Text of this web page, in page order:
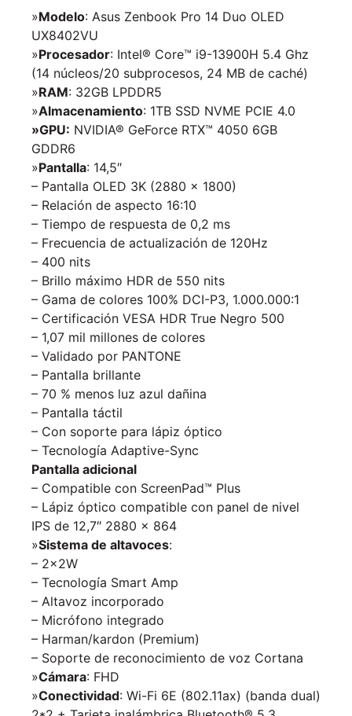
»Modelo: Asus Zenbook Pro 14 Duo OLED
UX8402VU
»Procesador: Intel® Core™ i9-13900H 5.4 Ghz
(14 núcleos/20 subprocesos, 24 MB de caché)
»RAM: 32GB LPDDR5
»Almacenamiento: 1TB SSD NVME PCIE 4.0
»GPU: NVIDIA® GeForce RTX™ 4050 6GB
GDDR6
»Pantalla: 14,5″
– Pantalla OLED 3K (2880 x 1800)
– Relación de aspecto 16:10
– Tiempo de respuesta de 0,2 ms
– Frecuencia de actualización de 120Hz
– 400 nits
– Brillo máximo HDR de 550 nits
– Gama de colores 100% DCI-P3, 1.000.000:1
– Certificación VESA HDR True Negro 500
– 1,07 mil millones de colores
– Validado por PANTONE
– Pantalla brillante
– 70 % menos luz azul dañina
– Pantalla táctil
– Con soporte para lápiz óptico
– Tecnología Adaptive-Sync
Pantalla adicional
– Compatible con ScreenPad™ Plus
– Lápiz óptico compatible con panel de nivel
IPS de 12,7″ 2880 x 864
»Sistema de altavoces:
– 2x2W
– Tecnología Smart Amp
– Altavoz incorporado
– Micrófono integrado
– Harman/kardon (Premium)
– Soporte de reconocimiento de voz Cortana
»Cámara: FHD
»Conectividad: Wi-Fi 6E (802.11ax) (banda dual)